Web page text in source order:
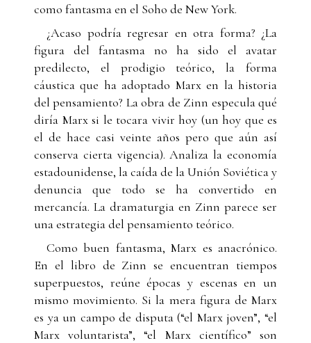
como fantasma en el Soho de New York.
¿Acaso podría regresar en otra forma? ¿La
figura del fantasma no ha sido el avatar
predilecto, el prodigio teórico, la forma
cáustica que ha adoptado Marx en la historia
del pensamiento? La obra de Zinn especula qué
diría Marx si le tocara vivir hoy (un hoy que es
el de hace casi veinte años pero que aún así
conserva cierta vigencia). Analiza la economía
estadounidense, la caída de la Unión Soviética y
denuncia que todo se ha convertido en
mercancía. La dramaturgia en Zinn parece ser
una estrategia del pensamiento teórico.
Como buen fantasma, Marx es anacrónico.
En el libro de Zinn se encuentran tiempos
superpuestos, reúne épocas y escenas en un
mismo movimiento. Si la mera figura de Marx
es ya un campo de disputa (“el Marx joven”, “el
Marx voluntarista”, “el Marx científico” son